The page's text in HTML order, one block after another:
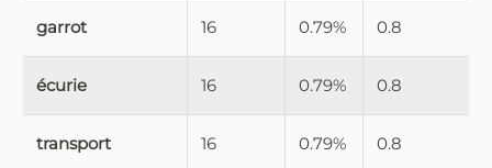
garrot 16 0.79% 0.8
écurie 16 0.79% 0.8
transport 16 0.79% 0.8